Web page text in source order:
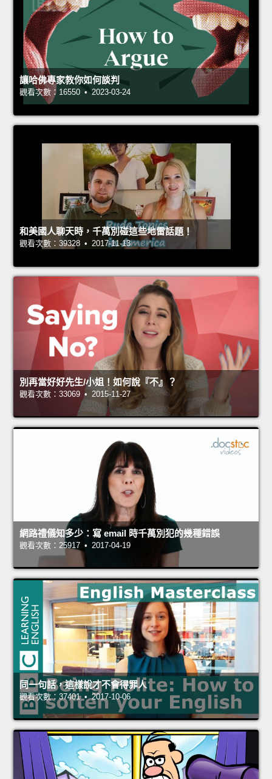
讓哈佛專家教你如何談判
觀看次數：16550 • 2023-03-24
和美國人聊天時，千萬別碰這些地雷話題！
觀看次數：39328 • 2017-11-13
別再當好好先生/小姐！如何說『不』？
觀看次數：33069 • 2015-11-27
網路禮儀知多少：寫 email 時千萬別犯的幾種錯誤
觀看次數：25917 • 2017-04-19
同一句話，這樣說才不會得罪人
觀看次數：37401 • 2017-10-06